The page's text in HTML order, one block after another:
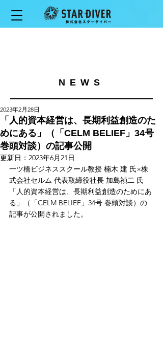
NEWS
「人的資本経営は、長期利益創造のた
めにある」（「CELM BELIEF」34号
巻頭対談）の記事公開
2023年2月28日
更新日： 2023年6月21日
一ツ橋ビジネススクール教授 楠木 建 氏×株
式会社セルム 代表取締役社長 加島禎二 氏
「人的資本経営は、長期利益創造のためにあ
る」（「CELM BELIEF」34号 巻頭対談）の
記事が公開されました。